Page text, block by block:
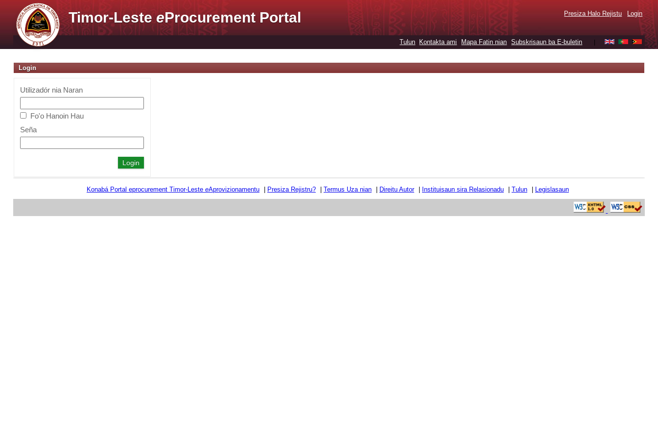
Timor-LesteeProcurement Portal Presiza Halo Rejistu Login
Tulun Kontakta ami Mapa Fatin nian Subskrisaun ba E-buletin
Login
Utilizadór nia Naran
Fo'o Hanoin Hau
Seña
Konabá Portal eprocurement Timor-Leste eAprovizionamentu Presiza Rejistru? Termus Uza nian Direitu Autor Instituisaun sira Relasionadu Tulun Legislasaun